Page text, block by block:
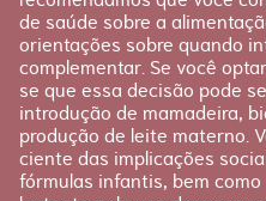
de saúde sobre a
orientações sobre quando
complementar. Se você
se que essa decisão pode
introdução de mamadeira,
produção de leite materno.
ciente das implicações
fórmulas infantis, bem